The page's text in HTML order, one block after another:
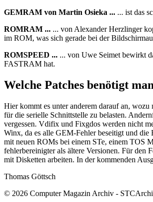
GEMRAM von Martin Osieka ... ... ist das
ROMRAM ... ... von Alexander Herzlinger
im ROM, was sich gerade bei der
ROMSPEED ... ... von Uwe Seimet bewirkt
FASTRAM hat.
Welche Patches benötigt
Hier kommt es unter anderem darauf an,
für die serielle Schnittstelle zu belasten.
vergessen. Vdifix und Fixgdos werden nicht
Winx, da es alle GEM-Fehler beseitigt und die
mit neuen ROMs bei einem STe, einem TOS
fehlerbereinigter als ältere Versionen. Für den
mit Disketten arbeiten. In der kommenden
Thomas Göttsch
© 2026 Computer Magazin Archiv -